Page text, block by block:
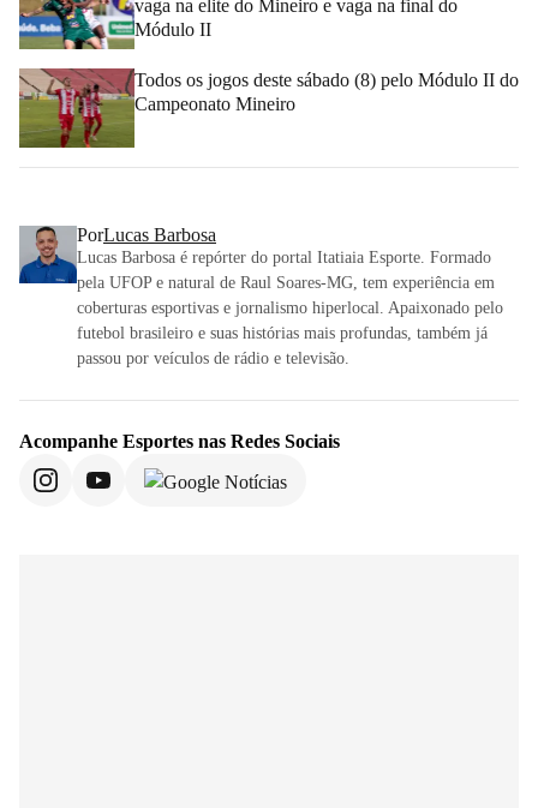
vaga na elite do Mineiro e vaga na final do
Módulo II
Todos os jogos deste sábado (8) pelo Módulo II do
Campeonato Mineiro
PorLucas Barbosa
Lucas Barbosa é repórter do portal Itatiaia Esporte. Formado
pela UFOP e natural de Raul Soares-MG, tem experiência em
coberturas esportivas e jornalismo hiperlocal. Apaixonado pelo
futebol brasileiro e suas histórias mais profundas, também já
passou por veículos de rádio e televisão.
Acompanhe Esportes nas Redes Sociais